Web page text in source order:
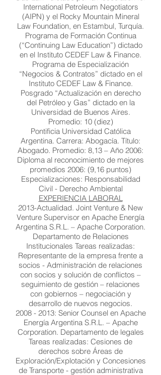
International Petroleum Negotiators
(AIPN) y el Rocky Mountain Mineral
Law Foundation, en Estambul, Turquía.
Programa de Formación Continua
(“Continuing Law Education”) dictado
en el Instituto CEDEF Law & Finance.
Programa de Especialización
“Negocios & Contratos” dictado en el
Instituto CEDEF Law & Finance.
Posgrado “Actualización en derecho
del Petróleo y Gas” dictado en la
Universidad de Buenos Aires.
Promedio: 10 (diez)
Pontificia Universidad Católica
Argentina. Carrera: Abogacía. Título:
Abogado. Promedio: 8,13 – Año 2006:
Diploma al reconocimiento de mejores
promedios 2006: (9,16 puntos)
Especializaciones: Responsabilidad
Civil - Derecho Ambiental
EXPERIENCIA LABORAL
2013-Actualidad. Joint Venture & New
Venture Supervisor en Apache Energía
Argentina S.R.L. – Apache Corporation.
Departamento de Relaciones
Institucionales Tareas realizadas:
Representante de la empresa frente a
socios - Administración de relaciones
con socios y solución de conflictos –
seguimiento de gestión – relaciones
con gobiernos – negociación y
desarrollo de nuevos negocios.
2008 - 2013: Senior Counsel en Apache
Energía Argentina S.R.L. – Apache
Corporation. Departamento de legales
Tareas realizadas: Cesiones de
derechos sobre Áreas de
Exploración/Explotación y Concesiones
de Transporte - gestión administrativa